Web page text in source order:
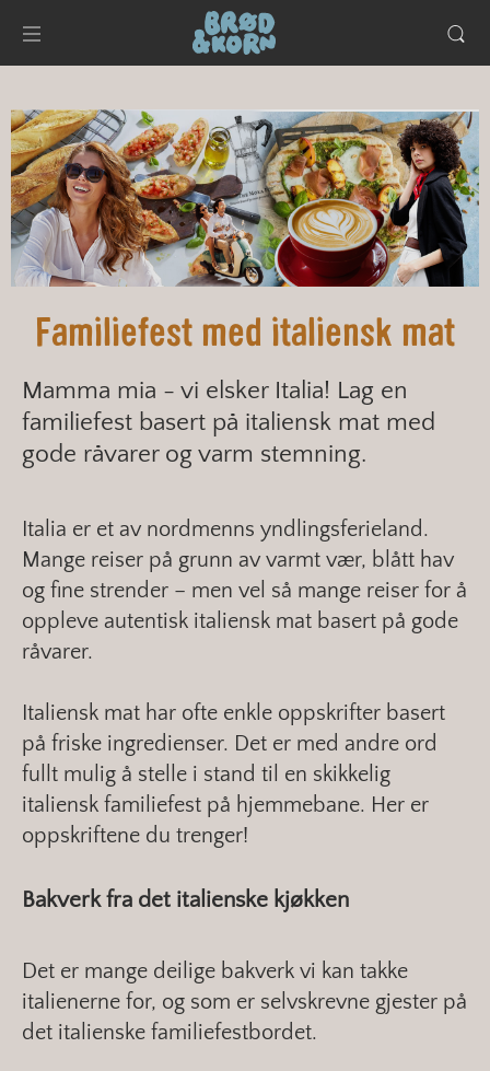
Familiefest med italiensk mat
Mamma mia - vi elsker Italia! Lag en
familiefest basert på italiensk mat med
gode råvarer og varm stemning.
Italia er et av nordmenns yndlingsferieland.
Mange reiser på grunn av varmt vær, blått hav
og fine strender – men vel så mange reiser for å
oppleve autentisk italiensk mat basert på gode
råvarer.
Italiensk mat har ofte enkle oppskrifter basert
på friske ingredienser. Det er med andre ord
fullt mulig å stelle i stand til en skikkelig
italiensk familiefest på hjemmebane. Her er
oppskriftene du trenger!
Bakverk fra det italienske kjøkken
Det er mange deilige bakverk vi kan takke
italienerne for, og som er selvskrevne gjester på
det italienske familiefestbordet.